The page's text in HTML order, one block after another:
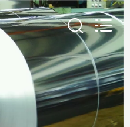
المنزل
المنتجات
2026
WUXI
HONGJINMILAI
STEEL
CO.,LTD.
Rights
Reserved.